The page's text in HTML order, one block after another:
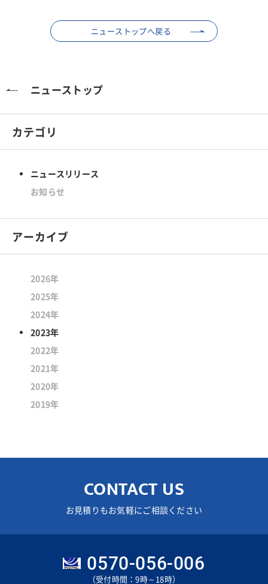
ニューストップへ戻る
ニューストップ
カテゴリ
ニュースリリース
お知らせ
アーカイブ
2026年
2025年
2024年
2023年
2022年
2021年
2020年
2019年
CONTACT US
お見積りもお気軽にご相談ください
0570-056-006
（受付時間：9時～18時）